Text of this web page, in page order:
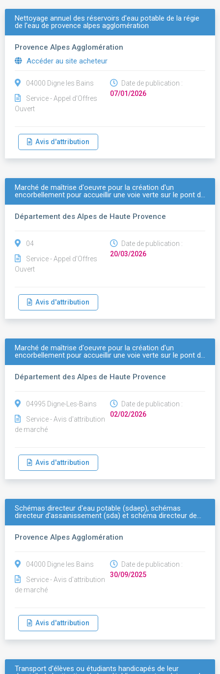
Nettoyage annuel des réservoirs d'eau potable de la régie
de l'eau de provence alpes agglomération
Provence Alpes Agglomération
Accéder au site acheteur
04000 Digne les Bains
Service - Appel d'Offres
Ouvert
Date de publication :
07/01/2026
Avis d'attribution
Marché de maîtrise d'oeuvre pour la création d'un
encorbellement pour accueillir une voie verte sur le pont d…
Département des Alpes de Haute Provence
04
Service - Appel d'Offres
Ouvert
Date de publication :
20/03/2026
Avis d'attribution
Marché de maîtrise d'oeuvre pour la création d'un
encorbellement pour accueillir une voie verte sur le pont d…
Département des Alpes de Haute Provence
04995 Digne-Les-Bains
Service - Avis d'attribution
de marché
Date de publication :
02/02/2026
Avis d'attribution
Schémas directeur d'eau potable (sdaep), schémas
directeur d'assainissement (sda) et schéma directeur de…
Provence Alpes Agglomération
04000 Digne les Bains
Service - Avis d'attribution
de marché
Date de publication :
30/09/2025
Avis d'attribution
Transport d'élèves ou étudiants handicapés de leur